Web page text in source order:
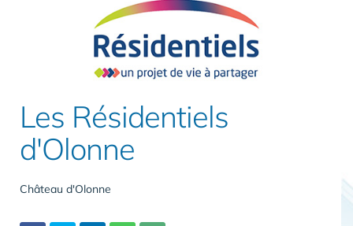
Les Résidentiels
d'Olonne
Château d'Olonne